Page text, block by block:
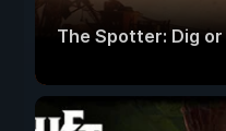
The Spotter: Dig or